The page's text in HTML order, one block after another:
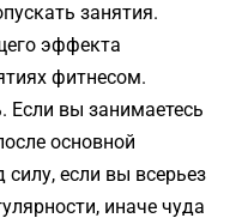
занятия.
эффекта
фитнесом.
Если вы занимаетесь
основной
если вы всерьез
иначе чуда